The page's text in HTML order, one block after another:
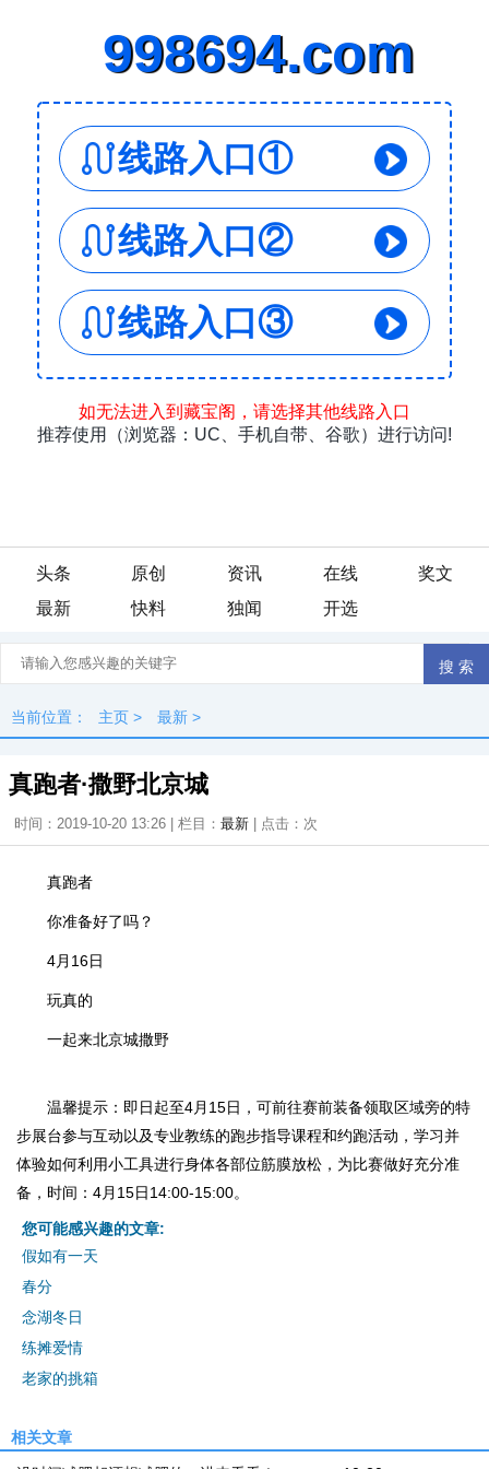
头条 原创 资讯 在线
奖文
最新
快料 独闻 开选
当前位置： 主页 > 最新 >
真跑者·撒野北京城
时间：2019-10-20 13:26 | 栏目： 最新 | 点击： 次
真跑者
你准备好了吗？
4月16日
玩真的
一起来北京城撒野
温馨提示：即日起至4月15日，可前往赛前装备领取区域旁的特
步展台参与互动以及专业教练的跑步指导课程和约跑活动，学习并
体验如何利用小工具进行身体各部位筋膜放松，为比赛做好充分准
备，时间：4月15日14:00-15:00。
您可能感兴趣的文章:
假如有一天
春分
念湖冬日
练摊爱情
老家的挑箱
相关文章